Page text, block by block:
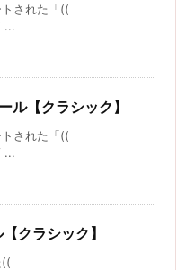
された「((
...
ル【クラシック】
された「((
...
クラシック】